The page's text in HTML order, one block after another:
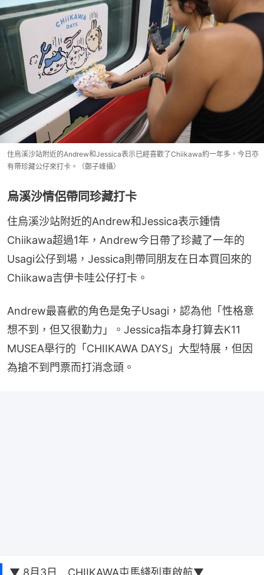
住烏溪沙站附近的Andrew和Jessica表示已經喜歡了Chiikawa約一年多，今日亦
有帶珍藏公仔來打卡。（鄭子峰攝）
烏溪沙情侶帶同珍藏打卡
住烏溪沙站附近的Andrew和Jessica表示鍾情
Chiikawa超過1年，Andrew今日帶了珍藏了一年的
Usagi公仔到場，Jessica則帶同朋友在日本買回來的
Chiikawa吉伊卡哇公仔打卡。
Andrew最喜歡的角色是兔子Usagi，認為他「性格意
想不到，但又很勤力」。Jessica指本身打算去K11
MUSEA舉行的「CHIIKAWA DAYS」大型特展，但因
為搶不到門票而打消念頭。
▼ 8月3日 CHIIKAWA屯馬綫列車啟航▼